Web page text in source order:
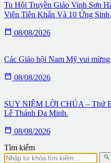
Tu Hội Truyền Giáo Vinh Sơn
Viên Tiên Khấn Và 10 Ứng Sinh
 08/08/2026
Các Giáo hội Nam Mỹ vui
 08/08/2026
SUY NIỆM LỜI CHÚA – Thứ
Lễ Thánh Đa Minh.
 08/08/2026
Tìm kiếm
